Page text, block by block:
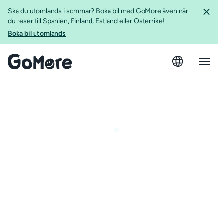
Ska du utomlands i sommar? Boka bil med GoMore även när
du reser till Spanien, Finland, Estland eller Österrike!
Boka bil utomlands